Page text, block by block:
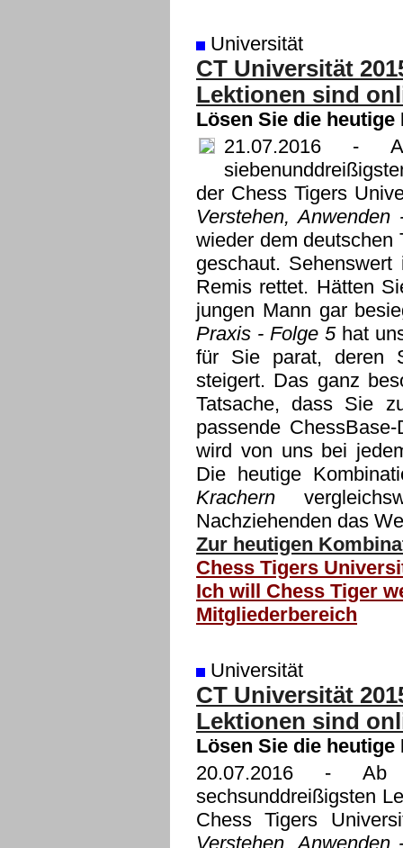
Universität
CT Universität
Lektionen sind
Lösen Sie die
21.07.2016 - Ab
der Chess Tigers
Verstehen,
wieder dem deutschen
geschaut.
Remis rettet. Hätten
jungen Mann gar
Praxis - Folge 5hat
für Sie parat, deren
steigert. Das ganz
Tatsache, dass Sie
passende
wird von uns bei
Die heutige
Krachern
Nachziehenden das
Zur heutigen
Chess Tigers
Ich will Chess Tiger
Mitgliederbereich
Universität
CT Universität
Lektionen sind
Lösen Sie die
20.07.2016 - Ab
sechsunddreißigsten
Chess Tigers
Verstehen, Anwenden